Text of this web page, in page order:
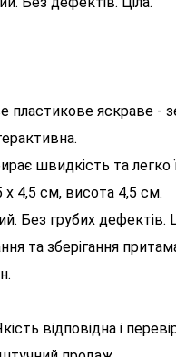
яскраве -
швидкість та легко
4,5 см, висота 4,5 см.
Без грубих дефектів.
та зберігання
відповідна і